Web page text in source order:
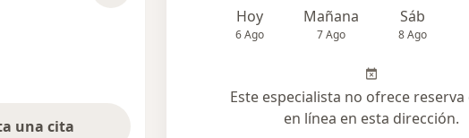
una cita
Hoy
6 Ago
Mañana
7 Ago
Sáb
8 Ago
Este especialista no ofrece reserva
en línea en esta dirección.